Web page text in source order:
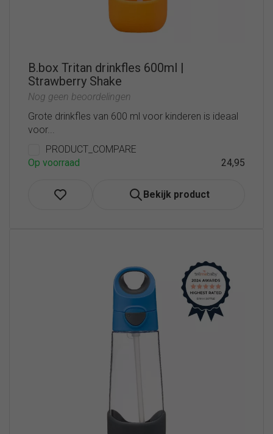
B.box Tritan drinkfles 600ml |
Strawberry Shake
Nog geen beoordelingen
Grote drinkfles van 600 ml voor kinderen is ideaal
voor...
PRODUCT_COMPARE
Op voorraad
24,95
Bekijk product